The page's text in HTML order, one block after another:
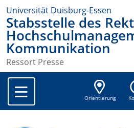
Universität Duisburg-Essen
Stabsstelle des
Kommunikation
Ressort Presse
Orientierung